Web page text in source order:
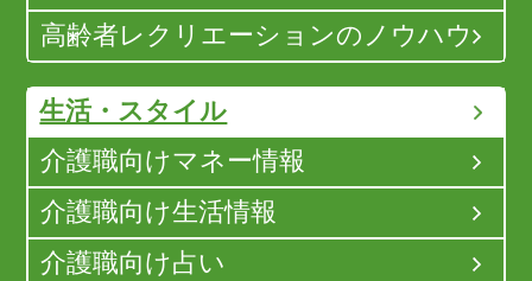
高齢者レクリエーションのノウハウ
生活・スタイル
介護職向けマネー情報
介護職向け生活情報
介護職向け占い